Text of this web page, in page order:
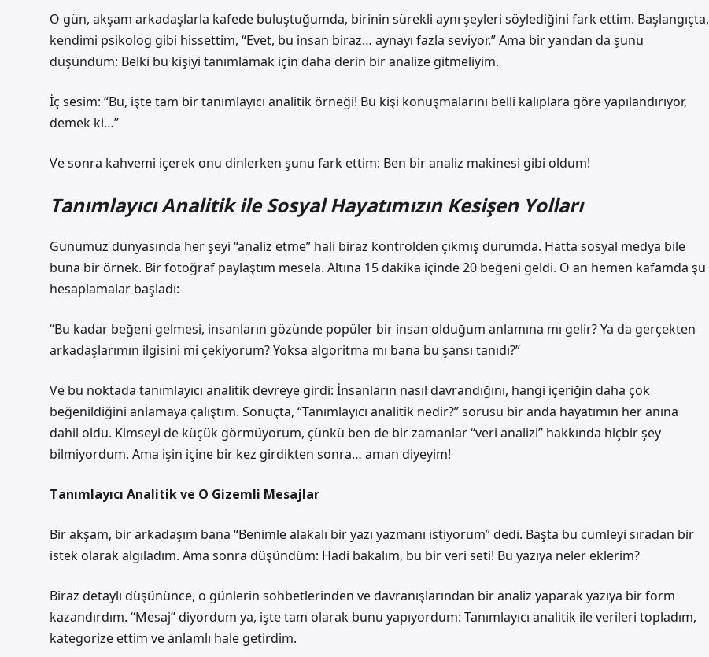
O gün, akşam arkadaşlarla kafede buluştuğumda, birinin sürekli aynı şeyleri söylediğini fark ettim. Başlangıçta,
kendimi psikolog gibi hissettim, “Evet, bu insan biraz… aynayı fazla seviyor.” Ama bir yandan da şunu
düşündüm: Belki bu kişiyi tanımlamak için daha derin bir analize gitmeliyim.
İç sesim: “Bu, işte tam bir tanımlayıcı analitik örneği! Bu kişi konuşmalarını belli kalıplara göre yapılandırıyor,
demek ki…”
Ve sonra kahvemi içerek onu dinlerken şunu fark ettim: Ben bir analiz makinesi gibi oldum!
Tanımlayıcı Analitik ile Sosyal Hayatımızın Kesişen Yolları
Günümüz dünyasında her şeyi “analiz etme” hali biraz kontrolden çıkmış durumda. Hatta sosyal medya bile
buna bir örnek. Bir fotoğraf paylaştım mesela. Altına 15 dakika içinde 20 beğeni geldi. O an hemen kafamda şu
hesaplamalar başladı:
“Bu kadar beğeni gelmesi, insanların gözünde popüler bir insan olduğum anlamına mı gelir? Ya da gerçekten
arkadaşlarımın ilgisini mi çekiyorum? Yoksa algoritma mı bana bu şansı tanıdı?”
Ve bu noktada tanımlayıcı analitik devreye girdi: İnsanların nasıl davrandığını, hangi içeriğin daha çok
beğenildiğini anlamaya çalıştım. Sonuçta, “Tanımlayıcı analitik nedir?” sorusu bir anda hayatımın her anına
dahil oldu. Kimseyi de küçük görmüyorum, çünkü ben de bir zamanlar “veri analizi” hakkında hiçbir şey
bilmiyordum. Ama işin içine bir kez girdikten sonra… aman diyeyim!
Tanımlayıcı Analitik ve O Gizemli Mesajlar
Bir akşam, bir arkadaşım bana “Benimle alakalı bir yazı yazmanı istiyorum” dedi. Başta bu cümleyi sıradan bir
istek olarak algıladım. Ama sonra düşündüm: Hadi bakalım, bu bir veri seti! Bu yazıya neler eklerim?
Biraz detaylı düşününce, o günlerin sohbetlerinden ve davranışlarından bir analiz yaparak yazıya bir form
kazandırdım. “Mesaj” diyordum ya, işte tam olarak bunu yapıyordum: Tanımlayıcı analitik ile verileri topladım,
kategorize ettim ve anlamlı hale getirdim.